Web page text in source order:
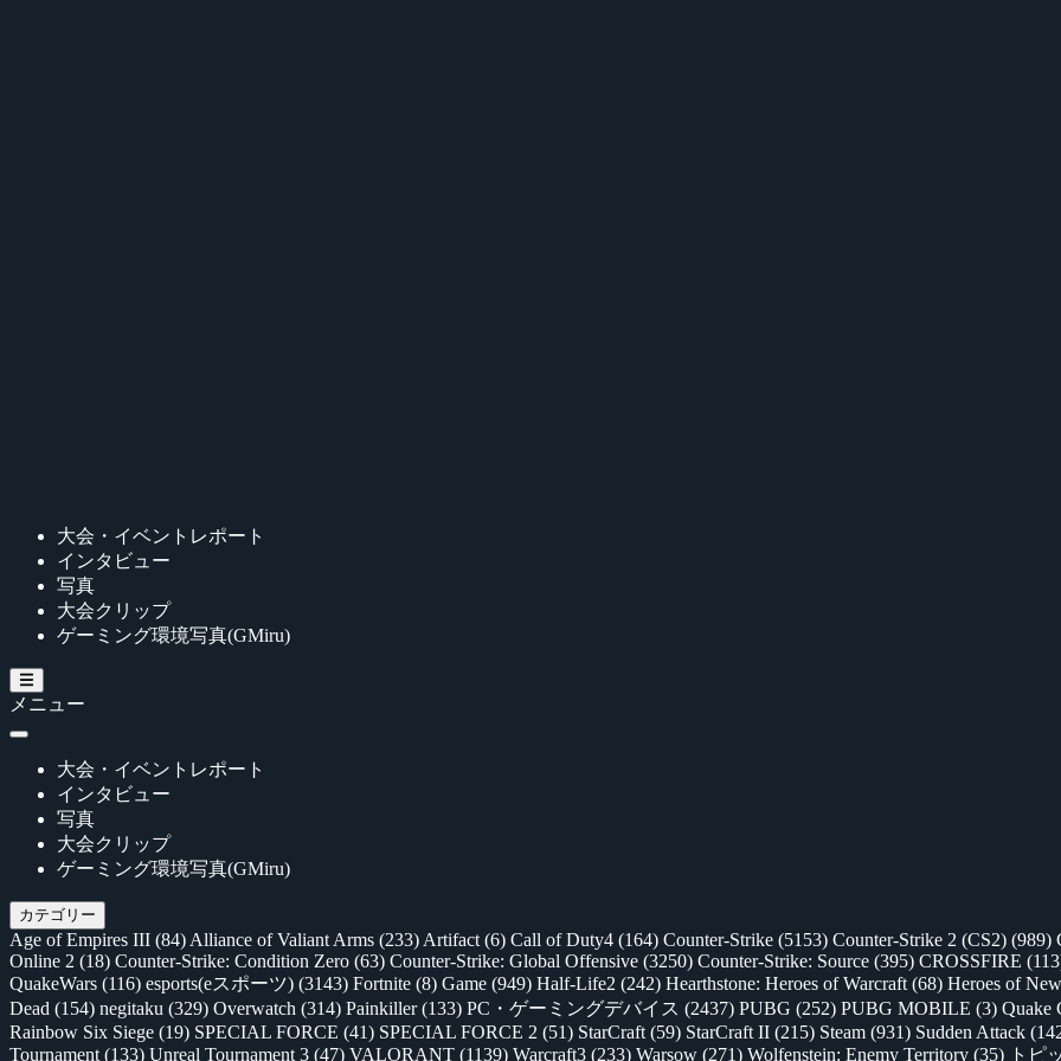
大会・イベントレポート
インタビュー
写真
大会クリップ
ゲーミング環境写真(GMiru)
メニュー
大会・イベントレポート
インタビュー
写真
大会クリップ
ゲーミング環境写真(GMiru)
カテゴリー
Age of Empires III (84) Alliance of Valiant Arms (233) Artifact (6) Call of Duty4 (164) Counter-Strike (5153) Counter-Strike 2 (CS2) (989)
Online 2 (18) Counter-Strike: Condition Zero (63) Counter-Strike: Global Offensive (3250) Counter-Strike: Source (395) CROSSFIRE
QuakeWars (116) esports(eスポーツ) (3143) Fortnite (8) Game (949) Half-Life2 (242) Hearthstone: Heroes of Warcraft (68) Heroes of
Dead (154) negitaku (329) Overwatch (314) Painkiller(133) PC・ゲーミングデバイス (2437) PUBG (252) PUBG MOBILE (3) Quake
Rainbow Six Siege (19) SPECIAL FORCE (41) SPECIAL FORCE 2 (51) StarCraft (59) StarCraft II (215) Steam (931) Sudden Attack
Tournament (133) Unreal Tournament 3 (47) VALORANT (1139) Warcraft3 (233) Warsow (271) Wolfenstein: Enemy Territory (35) トピ